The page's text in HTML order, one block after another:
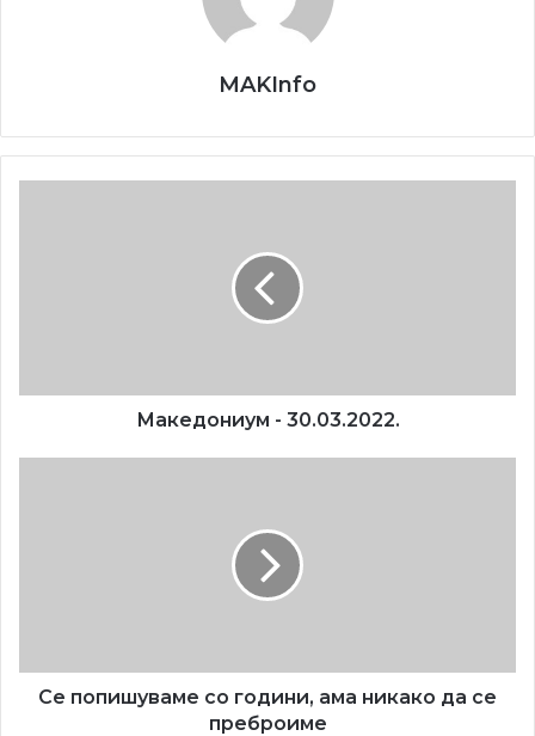
Војводина. Уредник на емисијата е Златко Јанкуловски.
MAKInfo
Македониум - 30.03.2022.
преброиме
Се попишуваме со години, ама никако да се
преброиме